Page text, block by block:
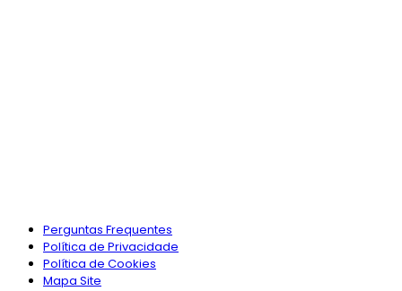
Perguntas Frequentes
Política de Privacidade
Política de Cookies
Mapa Site